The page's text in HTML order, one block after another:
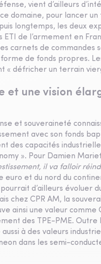
vient d’ailleurs
domaine, pour lancer
longtemps, les deux
de l’armement en
carnets de commandes
de fonds propres.
« défricher un terrain
et une vision
et souveraineté
avec son fonds
des capacités
». Pour Damien
il va falloir
euro et du nord du
d’ailleurs évoluer
chez CPR AM, la
ainsi une valeur
des TPE-PME. Outre
à des valeurs
dans les semi-